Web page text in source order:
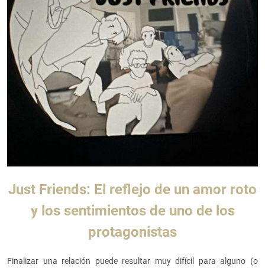
Just Friends: El reflejo de un amor roto
y los sentimientos de uno de los
protagonistas
Finalizar una relación puede resultar muy difícil para alguno (o